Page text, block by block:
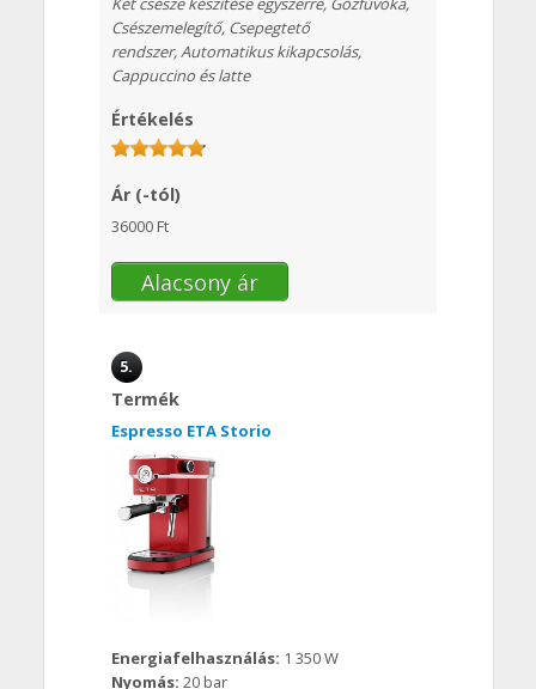
Csészemelegítő, Csepegtető
rendszer, Automatikus kikapcsolás,
Cappuccino és latte
Értékelés
Ár (-tól)
36000 Ft
Alacsony ár
5.
Termék
Espresso ETA Storio
Energiafelhasználás: 1 350 W
Nyomás: 20 bar